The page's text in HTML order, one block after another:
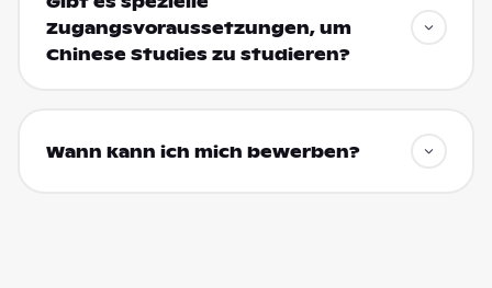
Zugangsvoraussetzungen, um
Chinese Studies zu studieren?
Wann kann ich mich bewerben?